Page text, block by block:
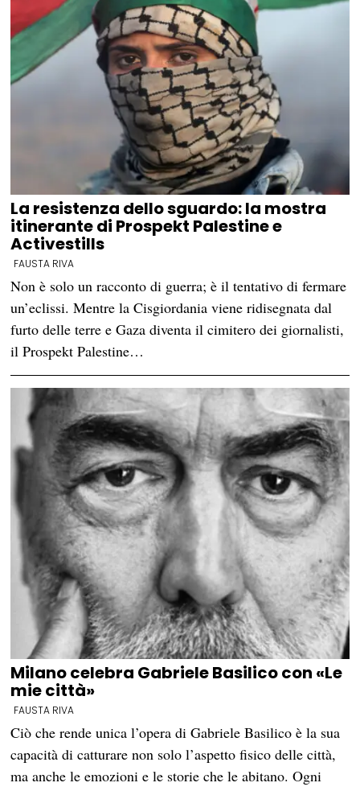
La resistenza dello sguardo: la mostra
itinerante di Prospekt Palestine e
Activestills
FAUSTA RIVA
Non è solo un racconto di guerra; è il tentativo di fermare
un’eclissi. Mentre la Cisgiordania viene ridisegnata dal
furto delle terre e Gaza diventa il cimitero dei giornalisti,
il Prospekt Palestine…
Milano celebra Gabriele Basilico con «Le
mie città»
FAUSTA RIVA
Ciò che rende unica l’opera di Gabriele Basilico è la sua
capacità di catturare non solo l’aspetto fisico delle città,
ma anche le emozioni e le storie che le abitano. Ogni